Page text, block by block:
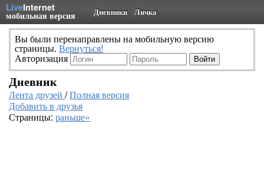
LiveInternet
мобильная версия Дневники Личка
Вы были перенаправлены на мобильную версию
страницы. Вернуться!
Авторизация
Дневник
Лента друзей /Полная версия
Добавить в друзья
Страницы: раньше»